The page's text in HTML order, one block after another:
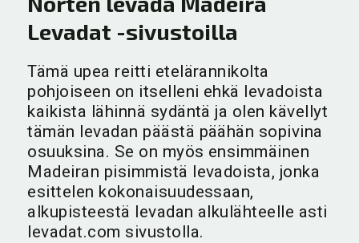
Levadat -sivustoilla
Tämä upea reitti etelärannikolta
pohjoiseen on itselleni ehkä levadoista
kaikista lähinnä sydäntä ja olen kävellyt
tämän levadan päästä päähän sopivina
osuuksina. Se on myös ensimmäinen
Madeiran pisimmistä levadoista, jonka
esittelen kokonaisuudessaan,
alkupisteestä levadan alkulähteelle asti
levadat.com sivustolla.